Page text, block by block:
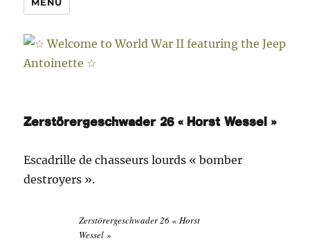
Zerstörergeschwader 26 « Horst Wessel »
Escadrille de chasseurs lourds « bomber
destroyers ».
Zerstörergeschwader 26 « Horst
Wessel »